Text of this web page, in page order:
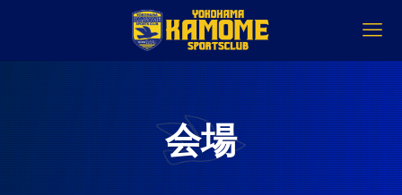
会場